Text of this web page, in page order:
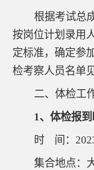
根据考试总
按岗位计划录用
定标准，确定参
检考察人员名单
二、体检工
1、体检报
时
间：
集合地点：